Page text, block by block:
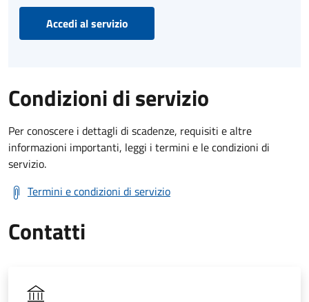
Accedi al servizio
Condizioni di servizio
Per conoscere i dettagli di scadenze, requisiti e altre
informazioni importanti, leggi i termini e le condizioni di
servizio.
Termini e condizioni di servizio
Contatti